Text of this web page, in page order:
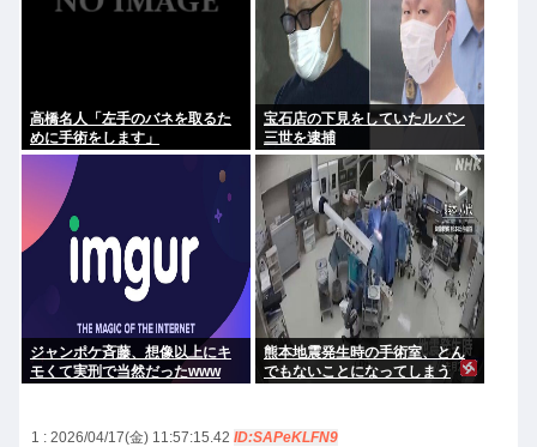
高橋名人「左手のバネを取るた
めに手術をします」
宝石店の下見をしていたルパン
三世を逮捕
ジャンポケ斉藤、想像以上にキ
モくて実刑で当然だったwww
熊本地震発生時の手術室、とん
でもないことになってしまう
1 : 2026/04/17(金) 11:57:15.42 ID:SAPeKLFN9